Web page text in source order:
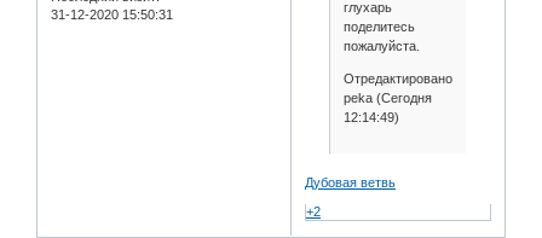
31-12-2020 15:50:31
глухарь
поделитесь
пожалуйста.
Отредактировано
peka (Сегодня
12:14:49)
Дубовая ветвь
+2